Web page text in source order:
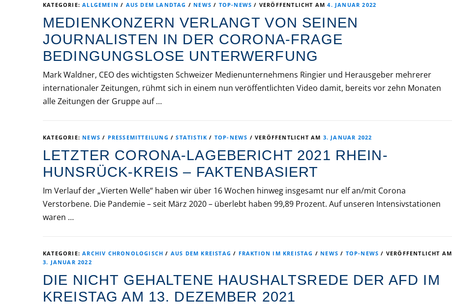
KATEGORIE:ALLGEMEIN / AUS DEM LANDTAG / NEWS / TOP-NEWS / VERÖFFENTLICHT AM4. JANUAR 2022
MEDIENKONZERN VERLANGT VON SEINEN
JOURNALISTEN IN DER CORONA-FRAGE
BEDINGUNGSLOSE UNTERWERFUNG
Mark Waldner, CEO des wichtigsten Schweizer Medienunternehmens Ringier und Herausgeber mehrerer
internationaler Zeitungen, rühmt sich in einem nun veröffentlichten Video damit, bereits vor zehn Monaten
alle Zeitungen der Gruppe auf …
KATEGORIE: NEWS / PRESSEMITTEILUNG /STATISTIK / TOP-NEWS /VERÖFFENTLICHT AM 3. JANUAR 2022
LETZTER CORONA-LAGEBERICHT 2021 RHEIN-
HUNSRÜCK-KREIS – FAKTENBASIERT
Im Verlauf der „Vierten Welle“ haben wir über 16 Wochen hinweg insgesamt nur elf an/mit Corona
Verstorbene. Die Pandemie – seit März 2020 – überlebt haben 99,89 Prozent. Auf unseren Intensivstationen
waren …
KATEGORIE:ARCHIV CHRONOLOGISCH / AUS DEM KREISTAG / FRAKTION IM KREISTAG / NEWS / TOP-NEWS / VERÖFFENTLICHT AM
3. JANUAR 2022
DIE NICHT GEHALTENE HAUSHALTSREDE DER AFD IM
KREISTAG AM 13. DEZEMBER 2021